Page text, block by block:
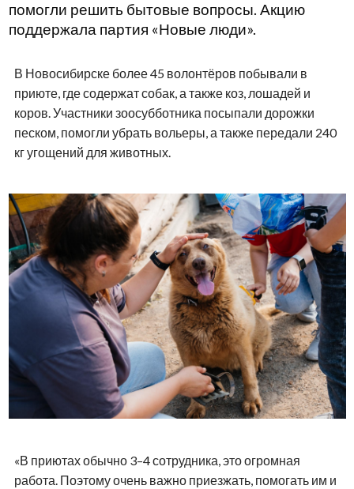
помогли решить бытовые вопросы. Акцию
поддержала партия «Новые люди».
В Новосибирске более 45 волонтёров побывали в
приюте, где содержат собак, а также коз, лошадей и
коров. Участники зоосубботника посыпали дорожки
песком, помогли убрать вольеры, а также передали 240
кг угощений для животных.
«В приютах обычно 3–4 сотрудника, это огромная
работа. Поэтому очень важно приезжать, помогать им и